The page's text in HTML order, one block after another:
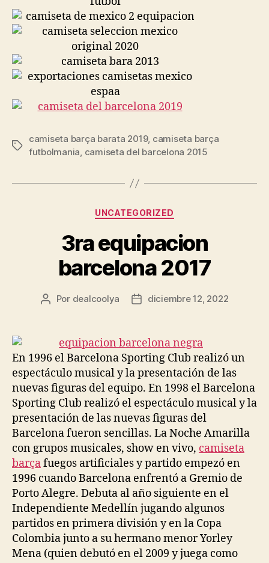
Etiquetas
camiseta barça barata 2019, camiseta barça
futbolmania, camiseta del barcelona 2015
Categorías
UNCATEGORIZED
3ra equipacion
barcelona 2017
Autor
entrada
Por dealcoolya
Fecha
entrada
diciembre 12, 2022
En 1996 el Barcelona Sporting Club realizó un
espectáculo musical y la presentación de las
nuevas figuras del equipo. En 1998 el Barcelona
Sporting Club realizó el espectáculo musical y la
presentación de las nuevas figuras del
Barcelona fueron sencillas. La Noche Amarilla
con grupos musicales, show en vivo, camiseta
barçafuegos artificiales y partido empezó en
1996 cuando Barcelona enfrentó a Gremio de
Porto Alegre. Debuta al año siguiente en el
Independiente Medellín jugando algunos
partidos en primera división y en la Copa
Colombia junto a su hermano menor Yorley
Mena (quien debutó en el 2009 y juega como